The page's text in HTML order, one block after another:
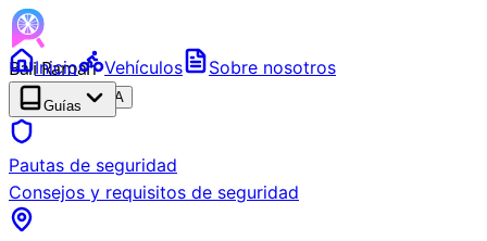
Bali Ramah
RENTAL BETA
Inicio Vehículos Sobre nosotros
Guías
Pautas de seguridad
Consejos y requisitos de seguridad